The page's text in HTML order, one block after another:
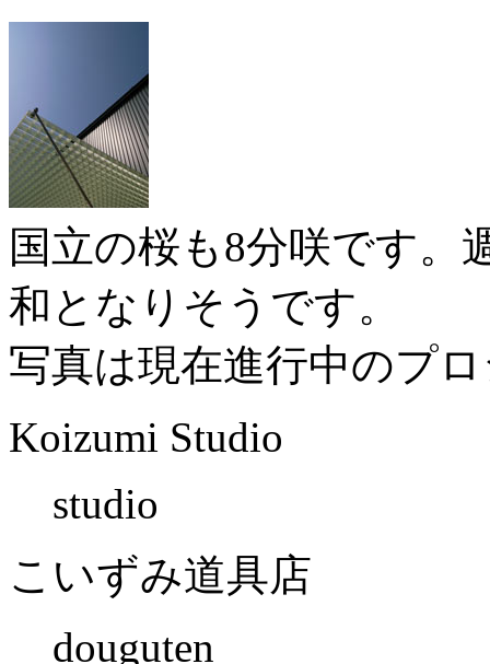
国立の桜も8分咲です。
和となりそうです。
写真は現在進行中のプ
Koizumi Studio
studio
こいずみ道具店
douguten